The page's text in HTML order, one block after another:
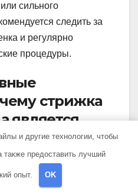
сильного
следить за
и регулярно
процедуры.
стрижка
является
стрижка детей
и другие технологии, чтобы
также предоставить лучший
опыт. OK